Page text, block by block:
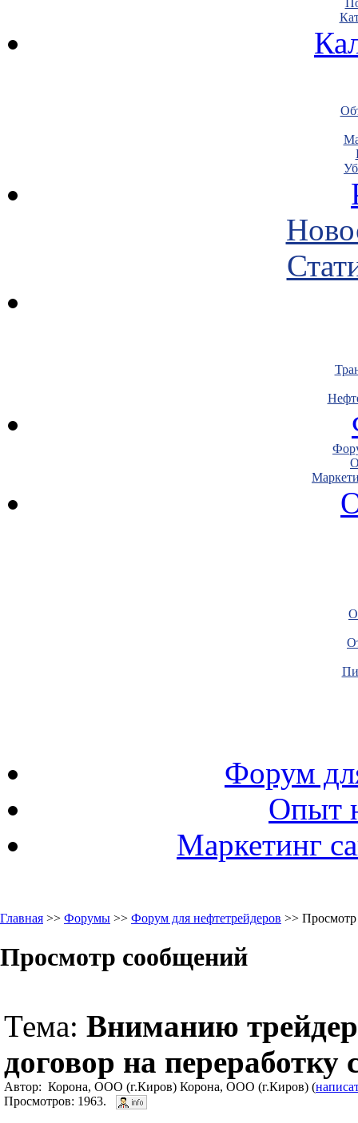
Форум
Опыт
Маркетинг
Главная >> Форумы >> Форум для нефтетрейдеров >>
Просмотр сообщений
Тема: Вниманию
договор на
Автор: Корона, ООО (г.Киров) Корона, ООО (г.Киров) (
Просмотров: 1963.